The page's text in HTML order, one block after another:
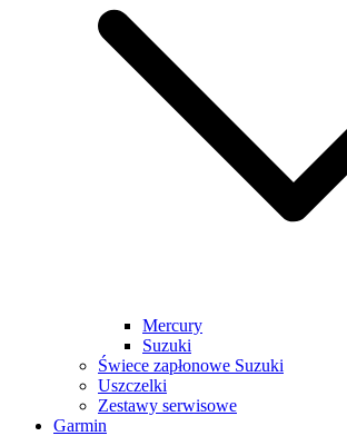
Mercury
Suzuki
Świece zapłonowe Suzuki
Uszczelki
Zestawy serwisowe
Garmin